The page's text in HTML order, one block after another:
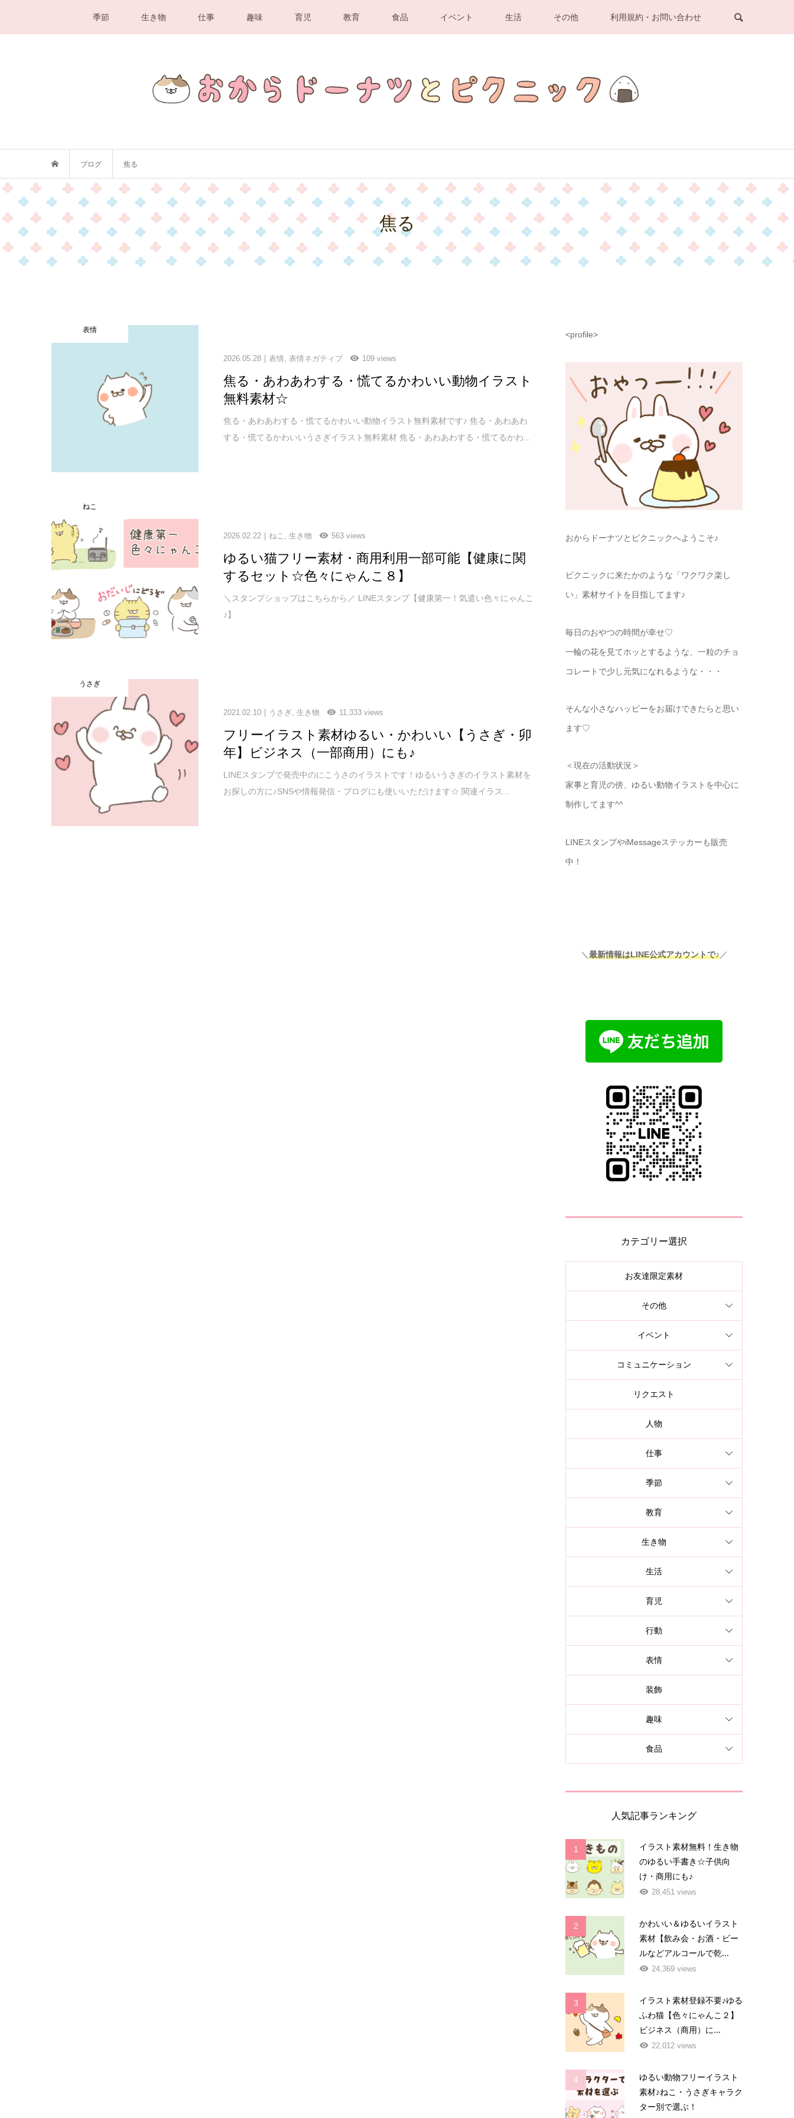
季節 生き物 仕事 趣味 育児 教育 食品 イベント 生活 その他 利用規約・お問い合わせ
ブログ 焦る
焦る
表情
2026.05.28 表情,表情ネガティブ 109 views
焦る・あわあわする・慌てるかわいい動物イラスト
無料素材☆
焦る・あわあわする・慌てるかわいい動物イラスト無料素材です♪ 焦る・あわあわ
する・慌てるかわいいうさぎイラスト無料素材 焦る・あわあわする・慌てるかわ...
ねこ
2026.02.22 ねこ ,生き物 563 views
ゆるい猫フリー素材・商用利用一部可能【健康に関
するセット☆色々にゃんこ８】
＼スタンプショップはこちらから／ LINEスタンプ【健康第一！気遣い色々にゃんこ
♪】
うさぎ
2021.02.10 うさぎ ,生き物 11,333 views
フリーイラスト素材ゆるい・かわいい【うさぎ・卯
年】ビジネス（一部商用）にも♪
LINEスタンプで発売中のにこうさのイラストです！ゆるいうさぎのイラスト素材を
お探しの方に♪SNSや情報発信・ブログにも使いいただけます☆ 関連イラス...
<profile>
おからドーナツとピクニックへようこそ♪
ピクニックに来たかのような「ワクワク楽し
い」素材サイトを目指してます♪
毎日のおやつの時間が幸せ♡
一輪の花を見てホッとするような、一粒のチョ
コレートで少し元気になれるような・・・
そんな小さなハッピーをお届けできたらと思い
ます♡
＜現在の活動状況＞
家事と育児の傍、ゆるい動物イラストを中心に
制作してます^^
LINEスタンプやiMessageステッカーも販売
中！
＼ 最新情報はLINE公式アカウントで♪／
カテゴリー選択
お友達限定素材
その他
イベント
コミュニケーション
リクエスト
人物
仕事
季節
教育
生き物
生活
育児
行動
表情
装飾
趣味
食品
人気記事ランキング
1
イラスト素材無料！生き物
のゆるい手書き☆子供向
け・商用にも♪
28,451 views
2
かわいい＆ゆるいイラスト
素材【飲み会・お酒・ビー
ルなどアルコールで乾...
24,369 views
3
イラスト素材登録不要♪ゆる
ふわ猫【色々にゃんこ２】
ビジネス（商用）に...
22,012 views
4
ゆるい動物フリーイラスト
素材♪ねこ・うさぎキャラク
ター別で選ぶ！